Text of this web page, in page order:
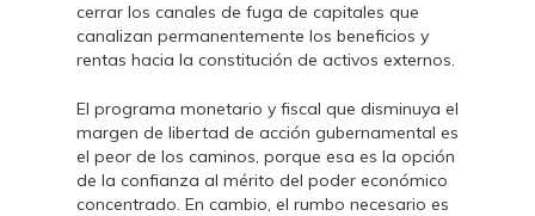
cerrar los canales de fuga de capitales que
canalizan permanentemente los beneficios y
rentas hacia la constitución de activos externos.
El programa monetario y fiscal que disminuya el
margen de libertad de acción gubernamental es
el peor de los caminos, porque esa es la opción
de la confianza al mérito del poder económico
concentrado. En cambio, el rumbo necesario es